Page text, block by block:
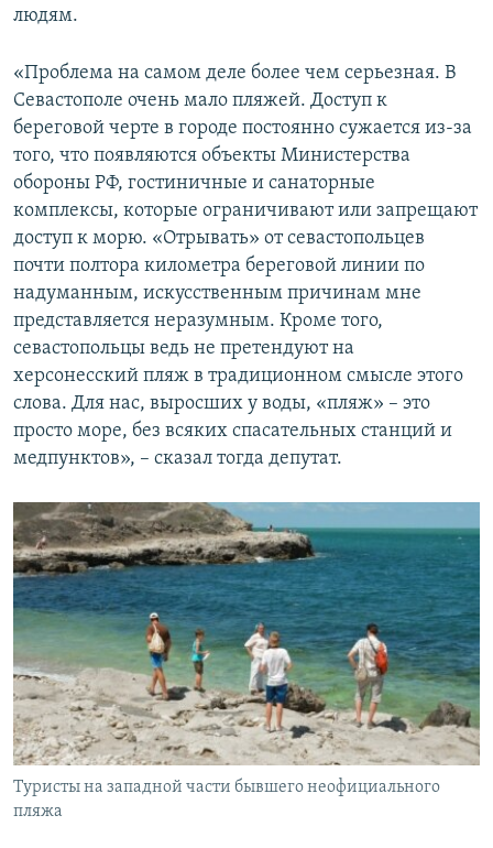
людям.
«Проблема на самом деле более чем серьезная. В
Севастополе очень мало пляжей. Доступ к
береговой черте в городе постоянно сужается из-за
того, что появляются объекты Министерства
обороны РФ, гостиничные и санаторные
комплексы, которые ограничивают или запрещают
доступ к морю. «Отрывать» от севастопольцев
почти полтора километра береговой линии по
надуманным, искусственным причинам мне
представляется неразумным. Кроме того,
севастопольцы ведь не претендуют на
херсонесский пляж в традиционном смысле этого
слова. Для нас, выросших у воды, «пляж» – это
просто море, без всяких спасательных станций и
медпунктов», – сказал тогда депутат.
Туристы на западной части бывшего неофициального
пляжа